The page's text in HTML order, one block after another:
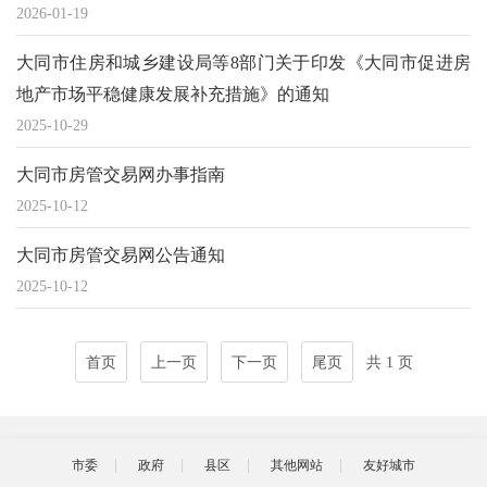
2026-01-19
大同市住房和城乡建设局等8部门关于印发《大同市促进房
地产市场平稳健康发展补充措施》的通知
2025-10-29
大同市房管交易网办事指南
2025-10-12
大同市房管交易网公告通知
2025-10-12
首页 上一页 下一页 尾页 共 1 页
市委 政府 县区 其他网站 友好城市